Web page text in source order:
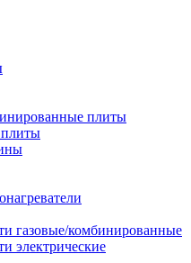
аспираторы
грелки
для аудио-видео техники
для аудио и видео
для акустики
плиты
плиты
газовые/комбинированные
электрические